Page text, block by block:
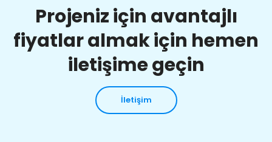
Projeniz için avantajlı
fiyatlar almak için hemen
iletişime geçin
İletişim